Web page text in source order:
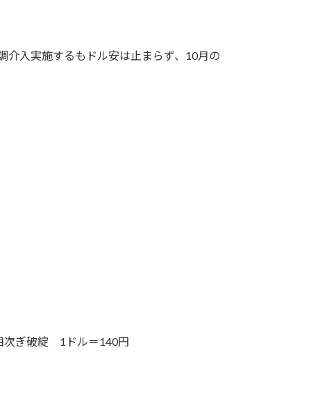
入実施するもドル安は止まらず、10月の
次ぎ破綻 1ドル＝140円